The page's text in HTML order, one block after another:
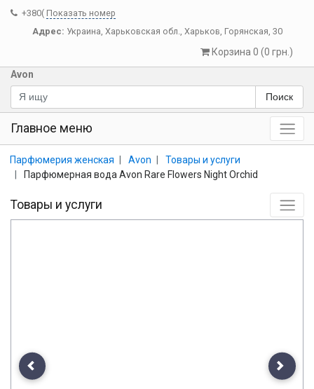
+380( Показать номер
Адрес: Украина, Харьковская обл., Харьков, Горянская, 30
Корзина 0 (0 грн.)
Avon
Поиск
Главное меню
Парфюмерия женская Avon
Товары и услуги
Парфюмерная вода Avon Rare Flowers Night Orchid
Товары и услуги
Previous Next